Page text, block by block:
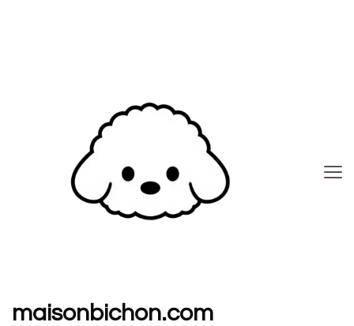
maisonbichon.com